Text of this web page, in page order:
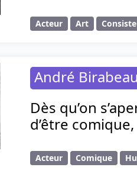
Acteur Art
André Birabeau
Dès qu’on
d’être
Acteur Comique